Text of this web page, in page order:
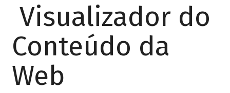
Visualizador do
Conteúdo da
Web